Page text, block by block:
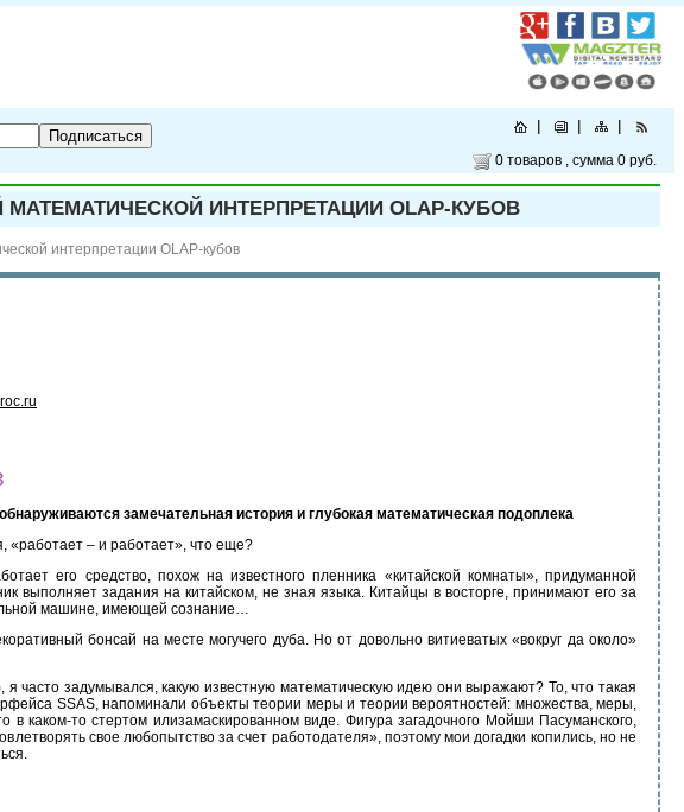
Подписаться
0 товаров , сумма 0 руб.
ИНТЕРПРЕТАЦИИ OLAP-КУБОВ
интерпретации OLAP-кубов
замечательная история и глубокая математическая подоплека
«работает – и работает», что еще?
его средство, похож на известного пленника «китайской комнаты», придуманной
задания на китайском, не зная языка. Китайцы в восторге, принимают его за
машине, имеющей сознание…
бонсай на месте могучего дуба. Но от довольно витиеватых «вокруг да около»
часто задумывался, какую известную математическую идею они выражают? То, что такая
SSAS, напоминали объекты теории меры и теории вероятностей: множества, меры,
каком-то стертом илизамаскированном виде. Фигура загадочного Мойши Пасуманского,
свое любопытство за счет работодателя», поэтому мои догадки копились, но не